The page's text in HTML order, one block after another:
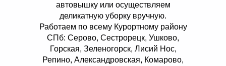
автовышку или осуществляем
деликатную уборку вручную.
Работаем по всему Курортному району
СПб: Серово, Сестрорецк, Ушково,
Горская, Зеленогорск, Лисий Нос,
Репино, Александровская, Комарово,